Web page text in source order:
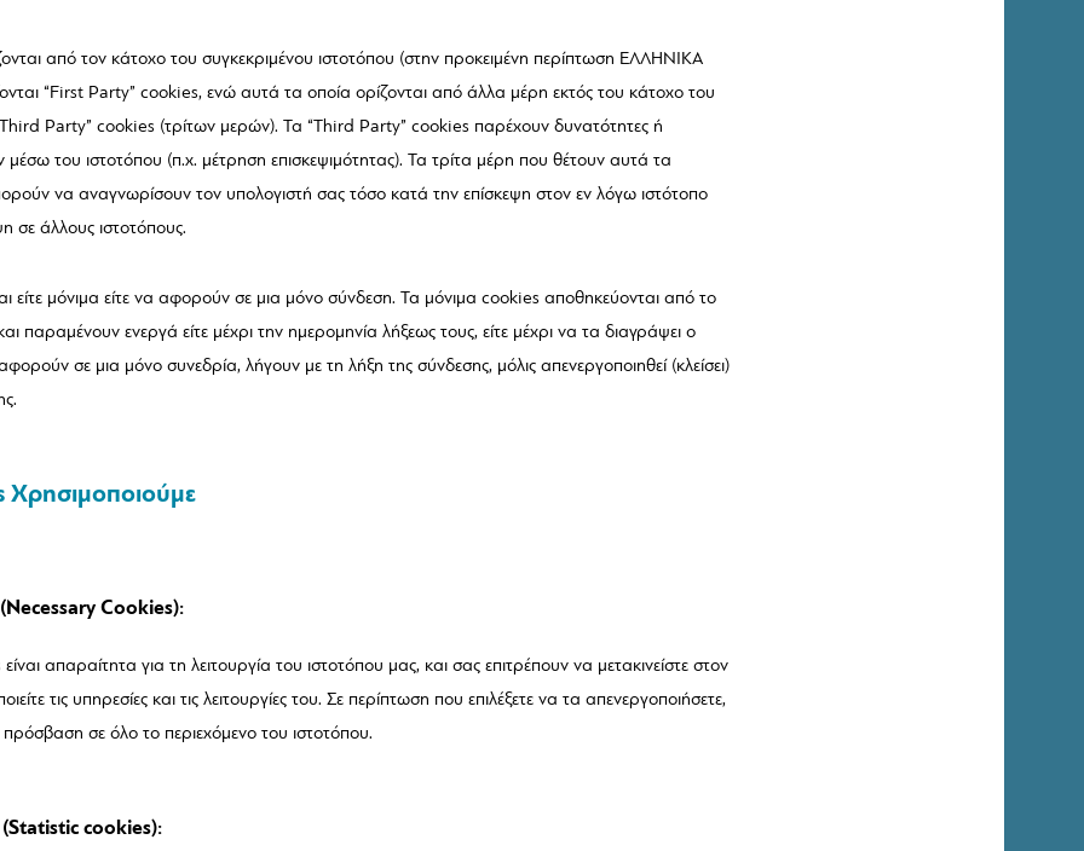
από τον κάτοχο του συγκεκριμένου ιστοτόπου (στην προκειμένη περίπτωση ΕΛΛΗΝΙΚΑ
“First Party” cookies, ενώ αυτά τα οποία ορίζονται από άλλα μέρη εκτός του κάτοχο του
Party” cookies (τρίτων μερών). Τα “Third Party” cookies παρέχουν δυνατότητες ή
μέσω του ιστοτόπου (π.χ. μέτρηση επισκεψιμότητας). Τα τρίτα μέρη που θέτουν αυτά τα
να αναγνωρίσουν τον υπολογιστή σας τόσο κατά την επίσκεψη στον εν λόγω ιστότοπο
σε άλλους ιστοτόπους.
είτε μόνιμα είτε να αφορούν σε μια μόνο σύνδεση. Τα μόνιμα cookies αποθηκεύονται από το
παραμένουν ενεργά είτε μέχρι την ημερομηνία λήξεως τους, είτε μέχρι να τα διαγράψει ο
σε μια μόνο συνεδρία, λήγουν με τη λήξη της σύνδεσης, μόλις απενεργοποιηθεί (κλείσει)
Χρησιμοποιούμε
Cookies):
απαραίτητα για τη λειτουργία του ιστοτόπου μας, και σας επιτρέπουν να μετακινείστε στον
τις υπηρεσίες και τις λειτουργίες του. Σε περίπτωση που επιλέξετε να τα απενεργοποιήσετε,
πρόσβαση σε όλο το περιεχόμενο του ιστοτόπου.
(Statistic cookies):